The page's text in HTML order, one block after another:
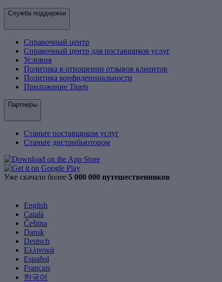
Служба поддержки
Справочный центр
Справочный центр для поставщиков услуг
Условия
Политика в отношении отзывов клиентов
Политика конфиденциальности
Приложение Tiqets
Партнеры
Станьте поставщиком услуг
Станьте дистрибьютором
Уже скачало более 5 000 000 путешественников
English
Català
Čeština
Dansk
Deutsch
Ελληνικά
Español
Français
한국어